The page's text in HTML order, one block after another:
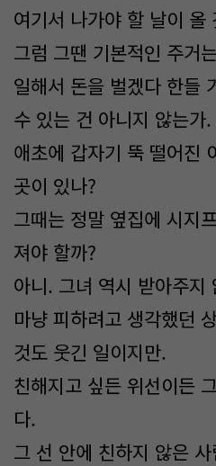
여기서 나가야 할 날이 올
그럼 그땐 기본적인 주거
일해서 돈을 벌겠다 한들
수 있는 건 아니지 않는가.
애초에 갑자기 뚝 떨어진
곳이 있나?
그때는 정말 옆집에 시지
져야 할까?
아니. 그녀 역시 받아주지
마냥 피하려고 생각했던
것도 웃긴 일이지만.
친해지고 싶든 위선이든
다.
그 선 안에 친하지 않은